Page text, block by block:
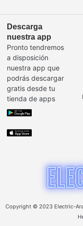
Descarga
nuestra app
Pronto tendremos
a disposición
nuestra app que
podrás descargar
gratis desde tu
tienda de apps
Copyright © 2023 Electric-